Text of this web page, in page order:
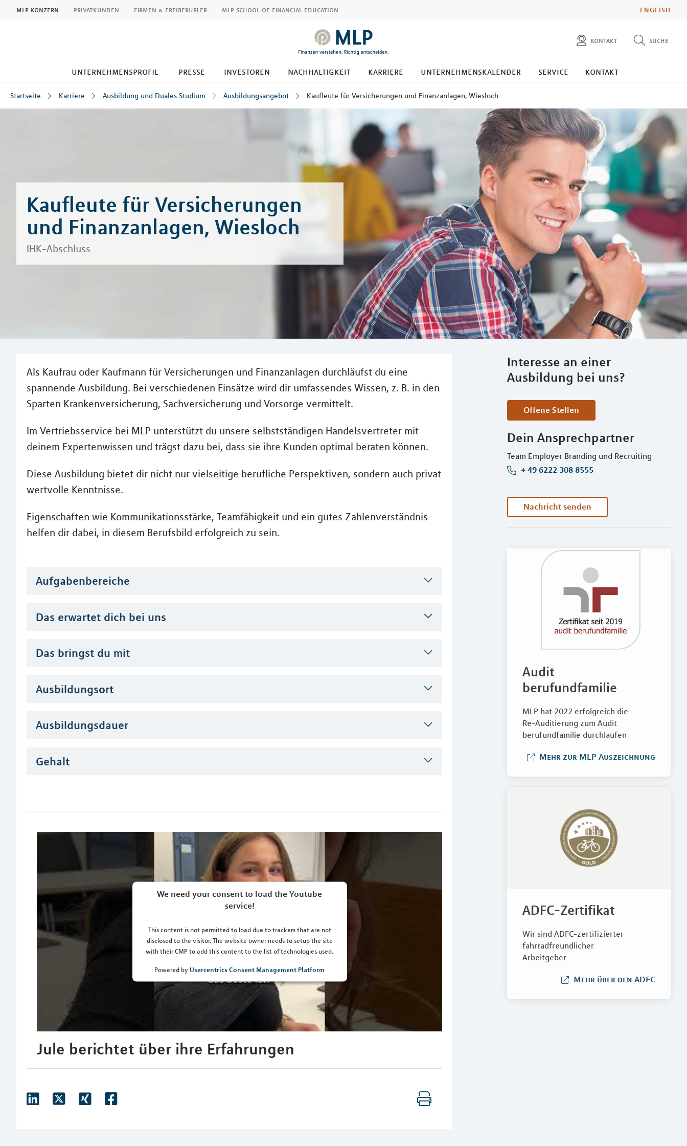
ENGLISH
mlp konzern privatkunden firmen & freiberufler mlp school of financial education
kontakt
presse
karriere
suche
diese website durchsuchen
ad hoc mitteilungen finden
unternehmensprofil presse investoren nachhaltigkeit karriere unternehmenskalender service kontakt
Startseite Karriere Ausbildung und Duales Studium Ausbildungsangebot Kaufleute für Versicherungen und Finanzanlagen, Wiesloch
Kaufleute für Versicherungen
und Finanzanlagen, Wiesloch
IHK-Abschluss
Interesse an einer
Ausbildung bei uns?
Offene Stellen
Dein Ansprechpartner
Team Employer Branding und Recruiting
+ 49 6222 308 8555
Nachricht senden
Audit
berufundfamilie
MLP hat 2022 erfolgreich die
Re-Auditierung zum Audit
berufundfamilie durchlaufen
Mehr zur MLP Auszeichnung
ADFC-Zertifikat
Wir sind ADFC-zertifizierter
fahrradfreundlicher
Arbeitgeber
Mehr über den ADFC
Als Kaufrau oder Kaufmann für Versicherungen und Finanzanlagen durchläufst du eine
spannende Ausbildung. Bei verschiedenen Einsätze wird dir umfassendes Wissen, z. B. in den
Sparten Krankenversicherung, Sachversicherung und Vorsorge vermittelt.
Im Vertriebsservice bei MLP unterstützt du unsere selbstständigen Handelsvertreter mit
deinem Expertenwissen und trägst dazu bei, dass sie ihre Kunden optimal beraten können.
Diese Ausbildung bietet dir nicht nur vielseitige berufliche Perspektiven, sondern auch privat
wertvolle Kenntnisse.
Eigenschaften wie Kommunikationsstärke, Teamfähigkeit und ein gutes Zahlenverständnis
helfen dir dabei, in diesem Berufsbild erfolgreich zu sein.
Aufgabenbereiche
Das erwartet dich bei uns
Das bringst du mit
Ausbildungsort
Ausbildungsdauer
Gehalt
We need your consent to load the Youtube
service!
This content is not permitted to load due to trackers that are not
disclosed to the visitor. The website owner needs to setup the site
with their CMP to add this content to the list of technologies used.
Powered by Usercentrics Consent Management Platform
Jule berichtet über ihre Erfahrungen